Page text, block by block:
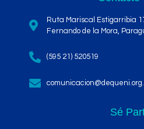
Ruta Mariscal Estigarribia
Fernando de la Mora,
(595 21) 520519
Sé